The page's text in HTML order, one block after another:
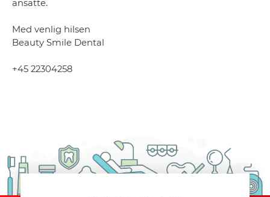
ansatte.
Med venlig hilsen
Beauty Smile Dental
+45 22304258